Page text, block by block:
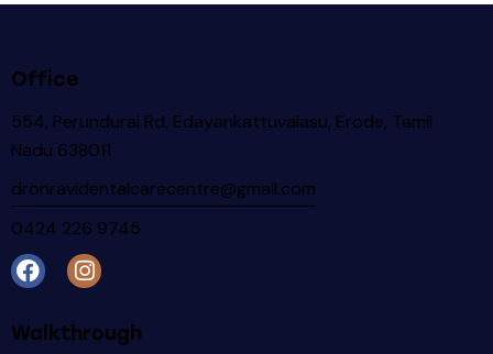
Office
554, Perundurai Rd, Edayankattuvalasu, Erode, Tamil
Nadu 638011
dronravidentalcarecentre@gmail.com
0424 226 9745
Walkthrough